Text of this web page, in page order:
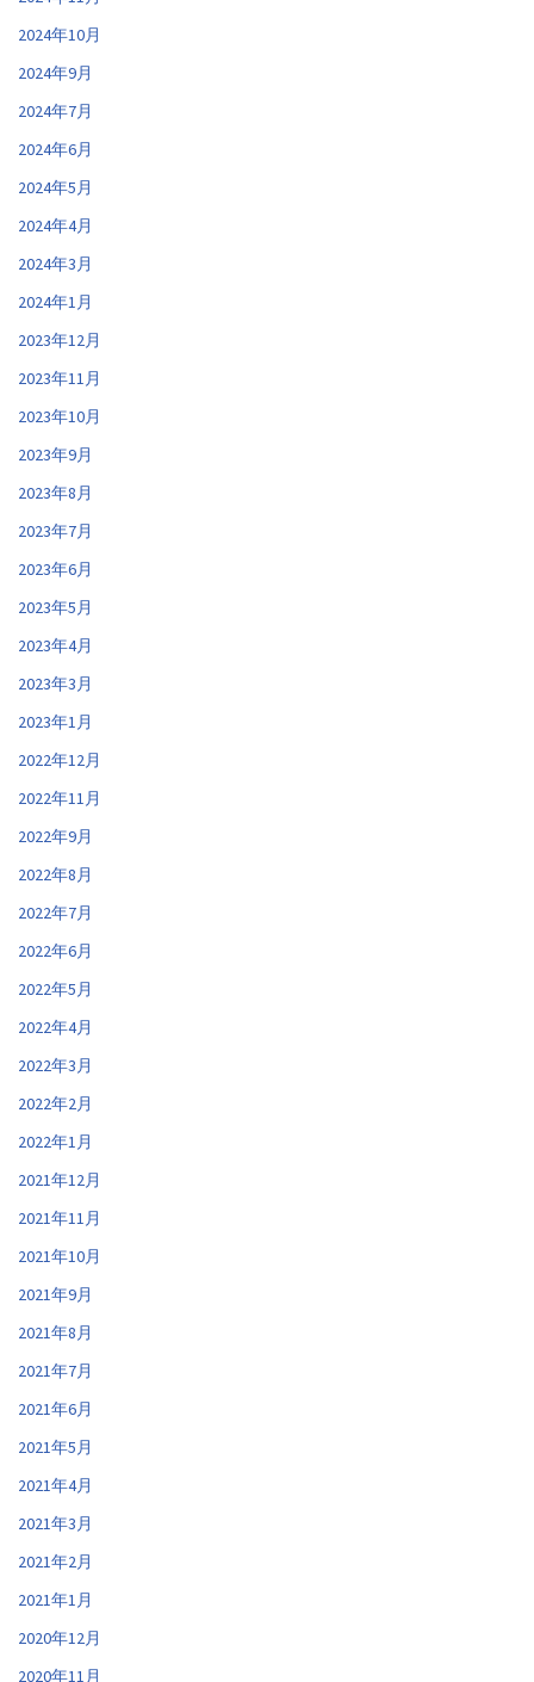
2024年10月
2024年9月
2024年7月
2024年6月
2024年5月
2024年4月
2024年3月
2024年1月
2023年12月
2023年11月
2023年10月
2023年9月
2023年8月
2023年7月
2023年6月
2023年5月
2023年4月
2023年3月
2023年1月
2022年12月
2022年11月
2022年9月
2022年8月
2022年7月
2022年6月
2022年5月
2022年4月
2022年3月
2022年2月
2022年1月
2021年12月
2021年11月
2021年10月
2021年9月
2021年8月
2021年7月
2021年6月
2021年5月
2021年4月
2021年3月
2021年2月
2021年1月
2020年12月
2020年11月